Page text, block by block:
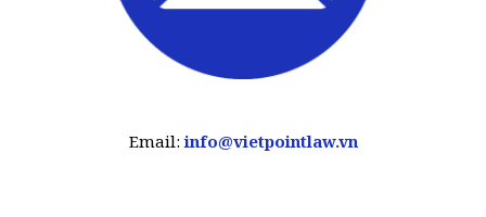
Email:info@vietpointlaw.vn